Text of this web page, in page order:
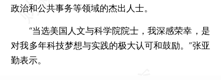
政治和公共事务等领域的杰出人士。
“当选美国人文与科学院院士，我深感荣幸，是
对我多年科技梦想与实践的极大认可和鼓励。”张亚
勤表示。